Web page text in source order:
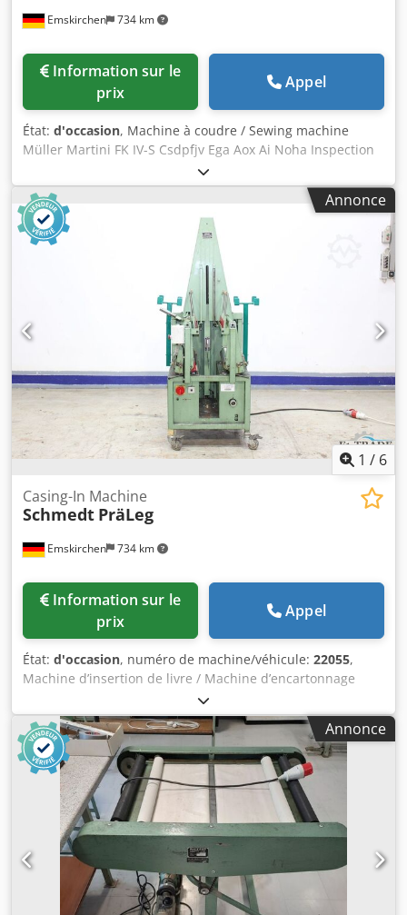
Emskirchen 734 km
prix
Appel
État: d'occasion, Machine à coudre / Sewing machine
Müller Martini FK IV-S Csdpfjv Ega Aox Ai Noha Inspection
vidéo en ligne par Skype-Video We would be very pleased
with your visit - more machines on stock Available
Immediately - Can be inspect En stock à Emskirchen /
Nuremberg - Peut être testé
Annonce
1 / 6
Emskirchen 734 km
Casing-In Machine
Schmedt PräLeg
prix
Appel
État: d'occasion, numéro de machine/véhicule: 22055,
Machine d’insertion de livre / Machine d’encartonnage
Schmedt PräLeg HHS 18 Hauteur du livre : 80 - 340 mm
Largeur du livre : 110 – 450 mm Épaisseur du bloc : 2 – 80
mm Capacité : Production en série : environ 200 - 300
pièces/heure Csdjiiv S Ijpfx Ai Nsha Production individuelle
: environ 100 - 150 pièces/heure Alimentation électrique :
200 - 240 V (50 Hz, 0,6 kW) Raccordement pneumatique : 6
bars Inspection vidéo en ligne par Skype Nous serions très
heureux de vous accueillir – d’autres machines sont
disponibles en stock. Disponible immédiatement –
possibilité de vérification. En stock à Emskirchen /
Nuremberg – possibilité de test.
Annonce